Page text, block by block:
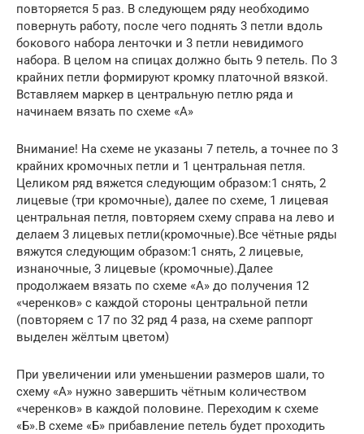
повторяется 5 раз. В следующем ряду необходимо
повернуть работу, после чего поднять 3 петли вдоль
бокового набора ленточки и 3 петли невидимого
набора. В целом на спицах должно быть 9 петель. По 3
крайних петли формируют кромку платочной вязкой.
Вставляем маркер в центральную петлю ряда и
начинаем вязать по схеме «А»
Внимание! На схеме не указаны 7 петель, а точнее по 3
крайних кромочных петли и 1 центральная петля.
Целиком ряд вяжется следующим образом:1 снять, 2
лицевые (три кромочные), далее по схеме, 1 лицевая
центральная петля, повторяем схему справа на лево и
делаем 3 лицевых петли(кромочные).Все чётные ряды
вяжутся следующим образом:1 снять, 2 лицевые,
изнаночные, 3 лицевые (кромочные).Далее
продолжаем вязать по схеме «А» до получения 12
«черенков» с каждой стороны центральной петли
(повторяем с 17 по 32 ряд 4 раза, на схеме раппорт
выделен жёлтым цветом)
При увеличении или уменьшении размеров шали, то
схему «А» нужно завершить чётным количеством
«черенков» в каждой половине. Переходим к схеме
«Б».В схеме «Б» прибавление петель будет проходить